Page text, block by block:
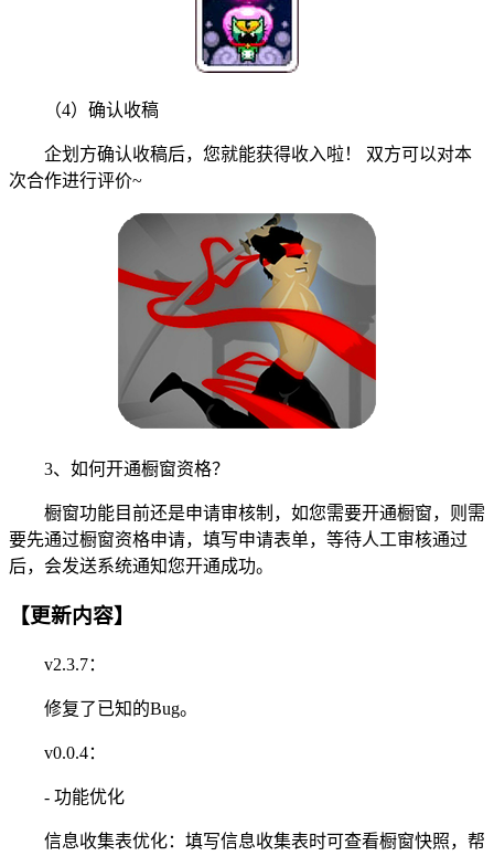
（4）确认收稿
企划方确认收稿后，您就能获得收入啦！ 双方可以对本
次合作进行评价~
3、如何开通橱窗资格？
橱窗功能目前还是申请审核制，如您需要开通橱窗，则需
要先通过橱窗资格申请，填写申请表单，等待人工审核通过
后，会发送系统通知您开通成功。
【更新内容】
v2.3.7：
修复了已知的Bug。
v0.0.4：
- 功能优化
信息收集表优化：填写信息收集表时可查看橱窗快照，帮